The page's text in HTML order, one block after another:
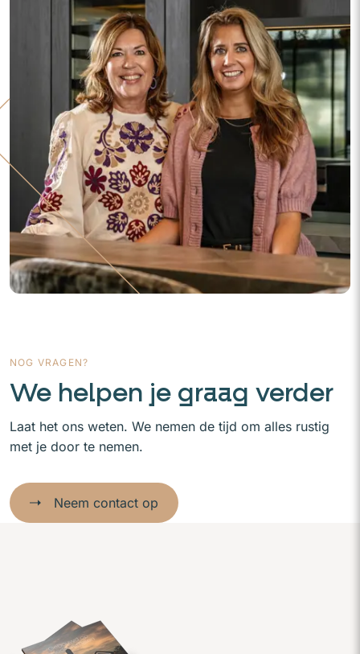
NOG VRAGEN?
We helpen je graag verder
Laat het ons weten. We nemen de tijd om alles rustig
met je door te nemen.
Neem contact op